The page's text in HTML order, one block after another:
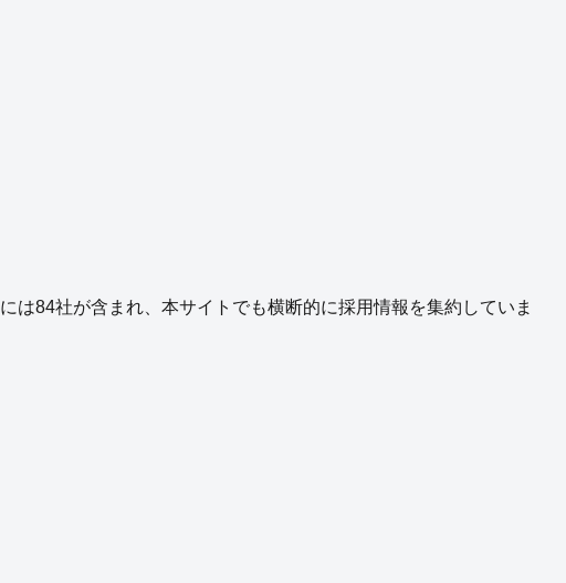
には84社が含まれ、本サイトでも横断的に採用情報を集約していま